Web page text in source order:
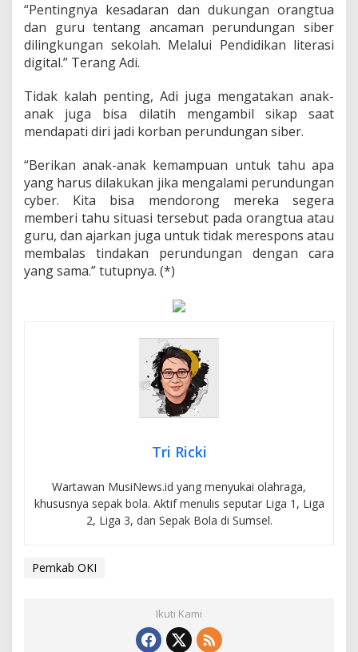
“Pentingnya kesadaran dan dukungan orangtua
dan guru tentang ancaman perundungan siber
dilingkungan sekolah. Melalui Pendidikan literasi
digital.” Terang Adi.
Tidak kalah penting, Adi juga mengatakan anak-
anak juga bisa dilatih mengambil sikap saat
mendapati diri jadi korban perundungan siber.
“Berikan anak-anak kemampuan untuk tahu apa
yang harus dilakukan jika mengalami perundungan
cyber. Kita bisa mendorong mereka segera
memberi tahu situasi tersebut pada orangtua atau
guru, dan ajarkan juga untuk tidak merespons atau
membalas tindakan perundungan dengan cara
yang sama.” tutupnya. (*)
Tri Ricki
Wartawan MusiNews.id yang menyukai olahraga,
khususnya sepak bola. Aktif menulis seputar Liga 1, Liga
2, Liga 3, dan Sepak Bola di Sumsel.
Pemkab OKI
Ikuti Kami